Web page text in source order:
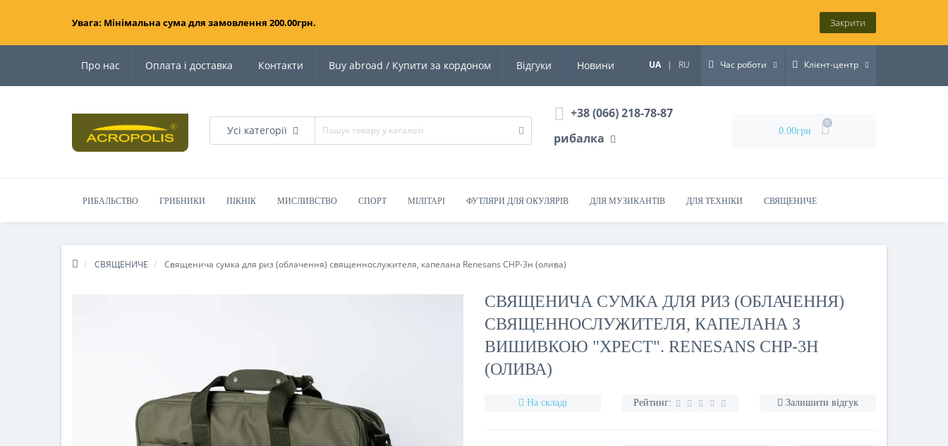
Увага: Мінімальна сума для замовлення 200.00грн. Закрити
Про нас Оплата і доставка Контакти Buy abroad / Купити за кордоном Відгуки Новини UA | RU Час роботи Клієнт-центр
Усі категорії
+38 (066) 218-78-87
рибалка
0.00грн
0
РИБАЛЬСТВО ГРИБНИКИ ПІКНІК МИСЛИВСТВО СПОРТ МІЛІТАРІ ФУТЛЯРИ ДЛЯ ОКУЛЯРІВ ДЛЯ МУЗИКАНТІВ ДЛЯ ТЕХНІКИ СВЯЩЕНИЧЕ
СВЯЩЕНИЧЕ Священича сумка для риз (облачення) священнослужителя, капелана Renesans СНР-3н (олива)
СВЯЩЕНИЧА СУМКА ДЛЯ РИЗ (ОБЛАЧЕННЯ)
СВЯЩЕННОСЛУЖИТЕЛЯ, КАПЕЛАНА З
ВИШИВКОЮ "ХРЕСТ". RENESANS СНР-3Н
(ОЛИВА)
На складі Рейтинг: Залишити відгук